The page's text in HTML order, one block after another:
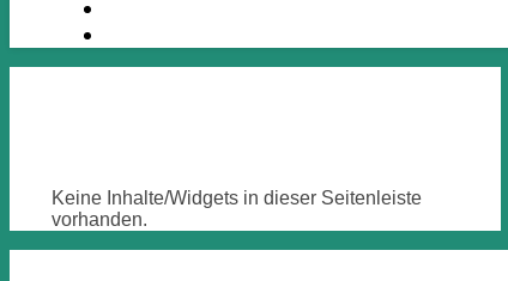
Keine Inhalte/Widgets in dieser Seitenleiste
vorhanden.